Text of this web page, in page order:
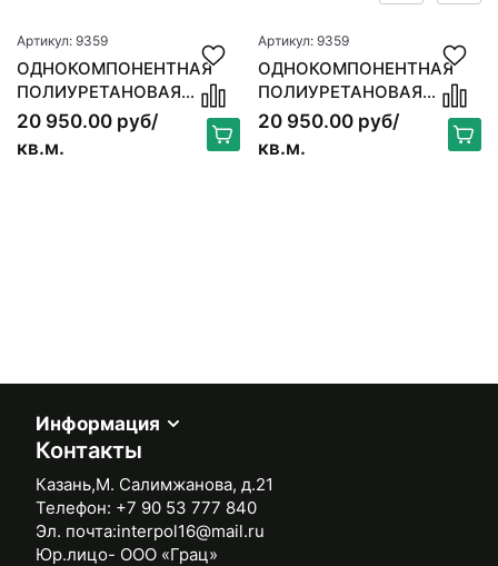
Артикул: 9359
ОДНОКОМПОНЕНТНАЯ
ПОЛИУРЕТАНОВАЯ
ГРУНТОВКА «BERGER
PRIMER P» БЕЗ ЗАПАХА
20 950.00 руб/
кв.м.
Артикул: 9359
ОДНОКОМПОНЕНТНАЯ
ПОЛИУРЕТАНОВАЯ
ГРУНТОВКА «BERGER
PRIMER P» БЕЗ ЗАПАХА
20 950.00 руб/
кв.м.
Информация
Контакты
Казань,М. Салимжанова, д.21
Телефон: +7 90 53 777 840
Эл. почта:interpol16@mail.ru
Юр.лицо- ООО «Грац»